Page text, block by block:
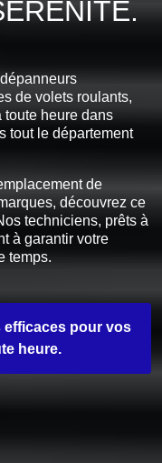
de volets roulants,
toute heure dans
tout le département
de
découvrez ce
techniciens, prêts à
à garantir votre
temps.
efficaces pour vos
heure.